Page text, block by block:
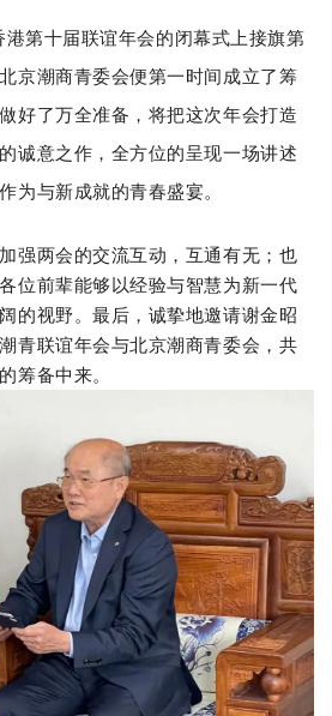
港第十届联谊年会的闭幕式上接旗第
京潮商青委会便第一时间成立了筹
好了万全准备，将把这次年会打造
诚意之作，全方位的呈现一场讲述
为与新成就的青春盛宴。
强两会的交流互动，互通有无 ； 也
位前辈能够 以经验与智慧为新一代
的视野。最后 ，诚挚地邀请谢金昭
青联谊年会与北京潮商青委会，共
筹备中来。